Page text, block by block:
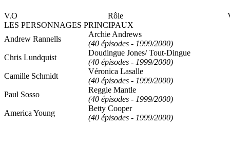
V.O Rôle
LES PERSONNAGES PRINCIPAUX
Andrew Rannells
Archie Andrews
(40 épisodes - 1999/2000)
Chris Lundquist
Doudingue Jones/ Tout-Dingue
(40 épisodes - 1999/2000)
Camille Schmidt
Véronica Lasalle
(40 épisodes - 1999/2000)
Paul Sosso
Reggie Mantle
(40 épisodes - 1999/2000)
America Young
Betty Cooper
(40 épisodes - 1999/2000)